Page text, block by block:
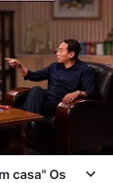
casa" Os